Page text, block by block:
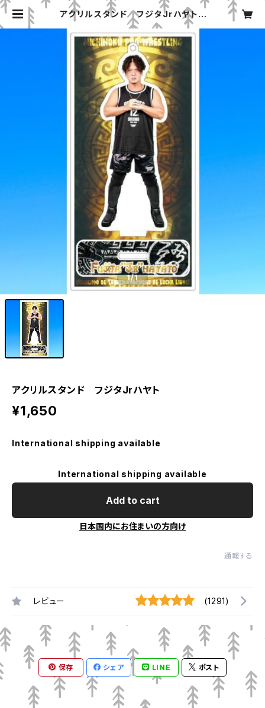
アクリルスタンド フジタJrハヤト |
みちのくプロレス「プロレスグッズ屋」
オンラインショップ
1/1
アクリルスタンド フジタJrハヤト
¥1,650
International shipping available
International shipping available
Add to cart
日本国内にお住まいの方向け
通報する
レビュー (1291)
保存 シェア LINE ポスト